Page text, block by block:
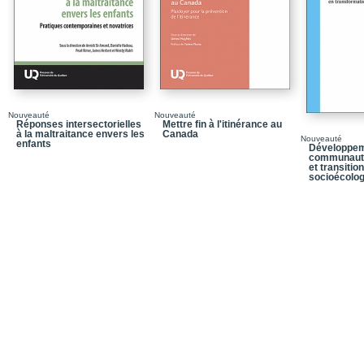
Nouveauté
Réponses intersectorielles
à la maltraitance envers les
enfants
Nouveauté
Mettre fin à l'itinérance au
Canada
Nouveauté
et transition